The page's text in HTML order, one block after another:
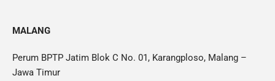
MALANG
Perum BPTP Jatim Blok C No. 01, Karangploso, Malang –
Jawa Timur